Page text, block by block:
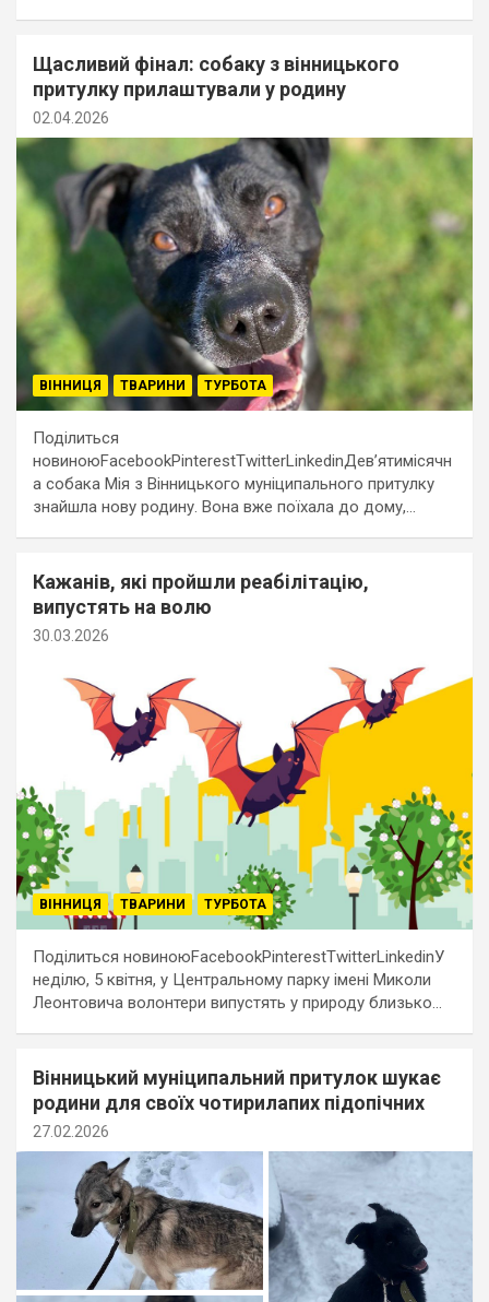
Щасливий фінал: собаку з вінницького
притулку прилаштували у родину
02.04.2026
ВІННИЦЯ ТВАРИНИ ТУРБОТА
Поділиться
новиноюFacebookPinterestTwitterLinkedinДев’ятимісячн
а собака Мія з Вінницького муніципального притулку
знайшла нову родину. Вона вже поїхала до дому,…
Кажанів, які пройшли реабілітацію,
випустять на волю
30.03.2026
ВІННИЦЯ ТВАРИНИ ТУРБОТА
Поділиться новиноюFacebookPinterestTwitterLinkedinУ
неділю, 5 квітня, у Центральному парку імені Миколи
Леонтовича волонтери випустять у природу близько…
Вінницький муніципальний притулок шукає
родини для своїх чотирилапих підопічних
27.02.2026